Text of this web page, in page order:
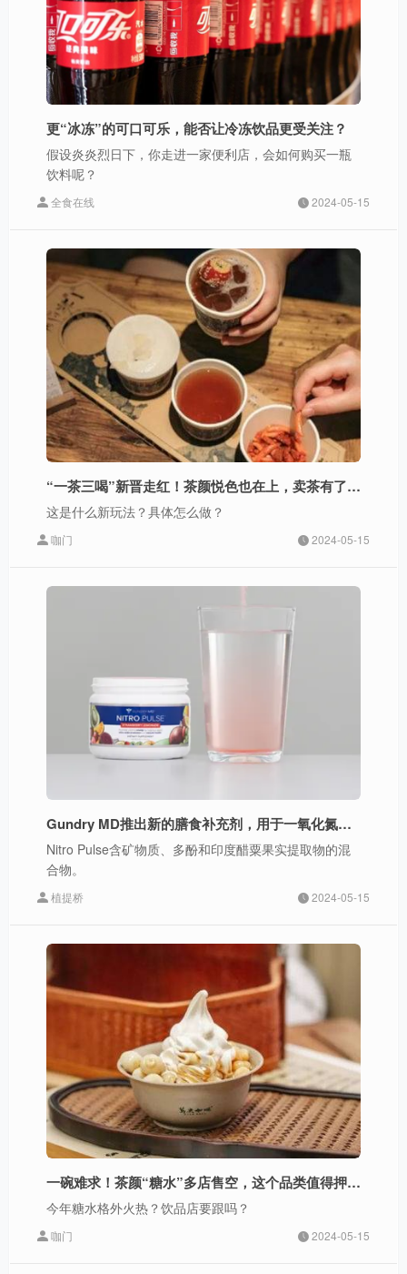
更“冰冻”的可口可乐，能否让冷冻饮品更受关注？
假设炎炎烈日下，你走进一家便利店，会如何购买一瓶
饮料呢？
全食在线 2024-05-15
“一茶三喝”新晋走红！茶颜悦色也在上，卖茶有了新模式？
这是什么新玩法？具体怎么做？
咖门 2024-05-15
Gundry MD推出新的膳食补充剂，用于一氧化氮支持
Nitro Pulse含矿物质、多酚和印度醋粟果实提取物的混
合物。
植提桥 2024-05-15
一碗难求！茶颜“糖水”多店售空，这个品类值得押注吗？
今年糖水格外火热？饮品店要跟吗？
咖门 2024-05-15